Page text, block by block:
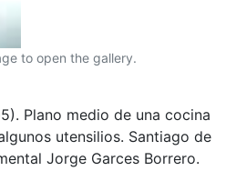
to open the gallery.
Plano medio de una cocina
utensilios. Santiago de
Jorge Garces Borrero.